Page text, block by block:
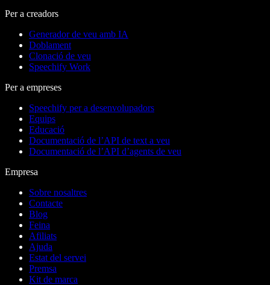
Per a creadors
Generador de veu amb IA
Doblament
Clonació de veu
Speechify Work
Per a empreses
Speechify per a desenvolupadors
Equips
Educació
Documentació de l’API de text a veu
Documentació de l’API d’agents de veu
Empresa
Sobre nosaltres
Contacte
Blog
Feina
Afiliats
Ajuda
Estat del servei
Premsa
Kit de marca